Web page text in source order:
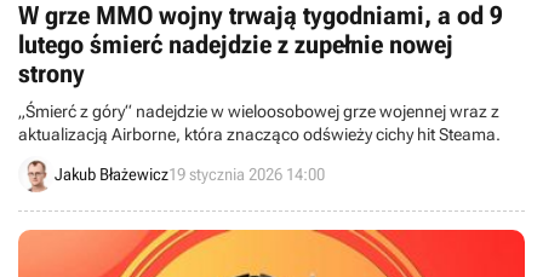
W grze MMO wojny trwają tygodniami, a od 9
lutego śmierć nadejdzie z zupełnie nowej
strony
„Śmierć z góry“ nadejdzie w wieloosobowej grze wojennej wraz z
aktualizacją Airborne, która znacząco odświeży cichy hit Steama.
Jakub Błażewicz19 stycznia 2026 14:00